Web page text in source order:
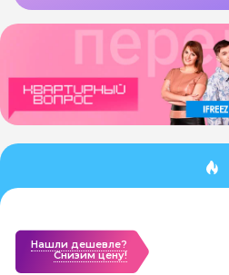
Нашли дешевле?
Cнизим цену!